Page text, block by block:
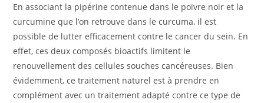
En associant la pipérine contenue dans le poivre noir et la
curcumine que l’on retrouve dans le curcuma, il est
possible de lutter efficacement contre le cancer du sein. En
effet, ces deux composés bioactifs limitent le
renouvellement des cellules souches cancéreuses. Bien
évidemment, ce traitement naturel est à prendre en
complément avec un traitement adapté contre ce type de